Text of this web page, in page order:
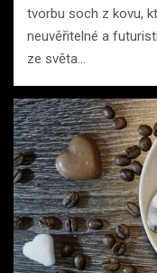
tvorbu soch z kovu,
neuvěřitelné a
ze světa…